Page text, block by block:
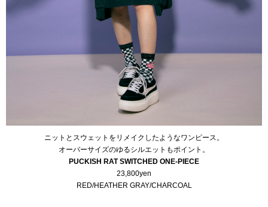
ニットとスウェットをリメイクしたようなワンピース。
オーバーサイズのゆるシルエットもポイント。
PUCKISH RAT SWITCHED ONE-PIECE
23,800yen
RED/HEATHER GRAY/CHARCOAL